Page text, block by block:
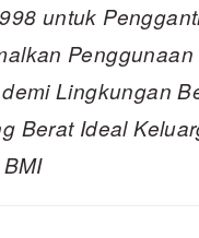
untuk
Lingkungan
Berat Ideal